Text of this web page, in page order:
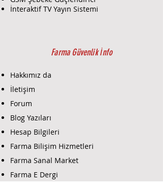
İnteraktif TV Yayın Sistemi
Farma Güvenlik İnfo
Hakkımız da
İletişim
Forum
Blog Yazıları
Hesap Bilgileri
Farma Bilişim Hizmetleri
Farma Sanal Market
Farma E Dergi